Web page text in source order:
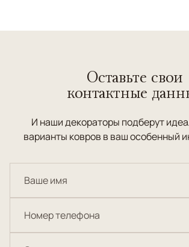
Оставьте свои
контактные
И наши декораторы подберут
варианты ковров в ваш особенный